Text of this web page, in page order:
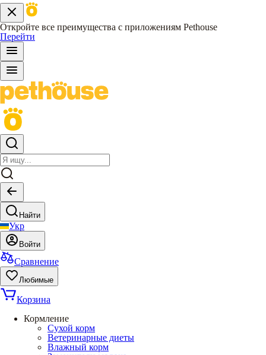
Откройте все преимущества с приложениям Pethouse
Перейти
Найти
Укр
Войти
Сравнение
Любимые
Корзина
Кормление
Сухой корм
Ветеринарные диеты
Влажный корм